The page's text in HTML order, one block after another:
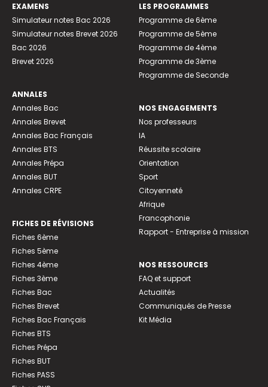
EXAMENS
Simulateur notes Bac 2026
Simulateur notes Brevet 2026
Bac 2026
Brevet 2026
ANNALES
Annales Bac
Annales Brevet
Annales Bac Français
Annales BTS
Annales Prépa
Annales BUT
Annales CRPE
FICHES DE RÉVISIONS
Fiches 6ème
Fiches 5ème
Fiches 4ème
Fiches 3ème
Fiches Bac
Fiches Brevet
Fiches Bac Français
Fiches BTS
Fiches Prépa
Fiches BUT
Fiches PASS
LES PROGRAMMES
Programme de 6ème
Programme de 5ème
Programme de 4ème
Programme de 3ème
Programme de Seconde
NOS ENGAGEMENTS
Nos professeurs
IA
Réussite scolaire
Orientation
Sport
Citoyenneté
Afrique
Francophonie
Rapport - Entreprise à mission
NOS RESSOURCES
FAQ et support
Actualités
Communiqués de Presse
Kit Média